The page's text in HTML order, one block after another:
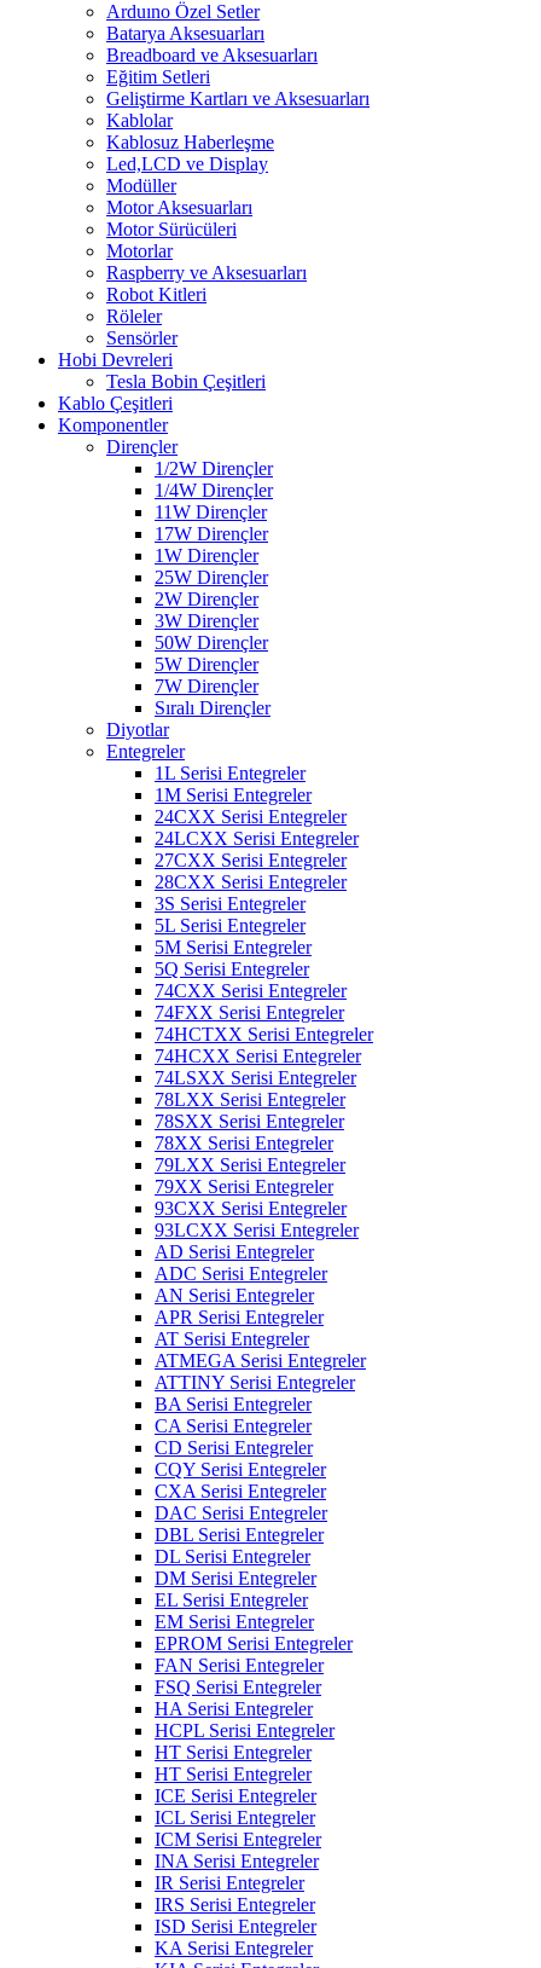
Arduıno Özel Setler
Batarya Aksesuarları
Breadboard ve Aksesuarları
Eğitim Setleri
Geliştirme Kartları ve Aksesuarları
Kablolar
Kablosuz Haberleşme
Led,LCD ve Display
Modüller
Motor Aksesuarları
Motor Sürücüleri
Motorlar
Raspberry ve Aksesuarları
Robot Kitleri
Röleler
Sensörler
Hobi Devreleri
Tesla Bobin Çeşitleri
Kablo Çeşitleri
Komponentler
Dirençler
1/2W Dirençler
1/4W Dirençler
11W Dirençler
17W Dirençler
1W Dirençler
25W Dirençler
2W Dirençler
3W Dirençler
50W Dirençler
5W Dirençler
7W Dirençler
Sıralı Dirençler
Diyotlar
Entegreler
1L Serisi Entegreler
1M Serisi Entegreler
24CXX Serisi Entegreler
24LCXX Serisi Entegreler
27CXX Serisi Entegreler
28CXX Serisi Entegreler
3S Serisi Entegreler
5L Serisi Entegreler
5M Serisi Entegreler
5Q Serisi Entegreler
74CXX Serisi Entegreler
74FXX Serisi Entegreler
74HCTXX Serisi Entegreler
74HCXX Serisi Entegreler
74LSXX Serisi Entegreler
78LXX Serisi Entegreler
78SXX Serisi Entegreler
78XX Serisi Entegreler
79LXX Serisi Entegreler
79XX Serisi Entegreler
93CXX Serisi Entegreler
93LCXX Serisi Entegreler
AD Serisi Entegreler
ADC Serisi Entegreler
AN Serisi Entegreler
APR Serisi Entegreler
AT Serisi Entegreler
ATMEGA Serisi Entegreler
ATTINY Serisi Entegreler
BA Serisi Entegreler
CA Serisi Entegreler
CD Serisi Entegreler
CQY Serisi Entegreler
CXA Serisi Entegreler
DAC Serisi Entegreler
DBL Serisi Entegreler
DL Serisi Entegreler
DM Serisi Entegreler
EL Serisi Entegreler
EM Serisi Entegreler
EPROM Serisi Entegreler
FAN Serisi Entegreler
FSQ Serisi Entegreler
HA Serisi Entegreler
HCPL Serisi Entegreler
HT Serisi Entegreler
HT Serisi Entegreler
ICE Serisi Entegreler
ICL Serisi Entegreler
ICM Serisi Entegreler
INA Serisi Entegreler
IR Serisi Entegreler
IRS Serisi Entegreler
ISD Serisi Entegreler
KA Serisi Entegreler